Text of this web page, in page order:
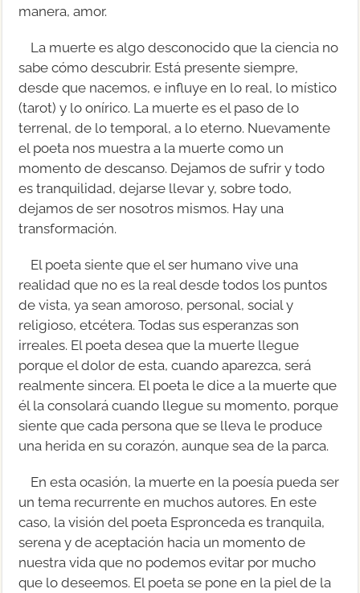
manera, amor.
La muerte es algo desconocido que la ciencia no
sabe cómo descubrir. Está presente siempre,
desde que nacemos, e influye en lo real, lo místico
(tarot) y lo onírico. La muerte es el paso de lo
terrenal, de lo temporal, a lo eterno. Nuevamente
el poeta nos muestra a la muerte como un
momento de descanso. Dejamos de sufrir y todo
es tranquilidad, dejarse llevar y, sobre todo,
dejamos de ser nosotros mismos. Hay una
transformación.
El poeta siente que el ser humano vive una
realidad que no es la real desde todos los puntos
de vista, ya sean amoroso, personal, social y
religioso, etcétera. Todas sus esperanzas son
irreales. El poeta desea que la muerte llegue
porque el dolor de esta, cuando aparezca, será
realmente sincera. El poeta le dice a la muerte que
él la consolará cuando llegue su momento, porque
siente que cada persona que se lleva le produce
una herida en su corazón, aunque sea de la parca.
En esta ocasión, la muerte en la poesía pueda ser
un tema recurrente en muchos autores. En este
caso, la visión del poeta Espronceda es tranquila,
serena y de aceptación hacia un momento de
nuestra vida que no podemos evitar por mucho
que lo deseemos. El poeta se pone en la piel de la